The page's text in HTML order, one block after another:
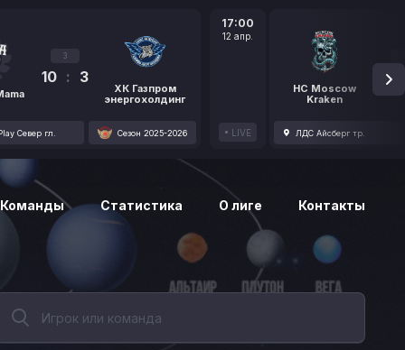
3
10 : 3
ХК Газпром
энергохолдинг
Север гл. Сезон 2025-2026
17:00
12 апр.
LIVE
HC Moscow
Kraken
1
ЛДС Айсберг тр.
Команды Статистика О лиге Контакты